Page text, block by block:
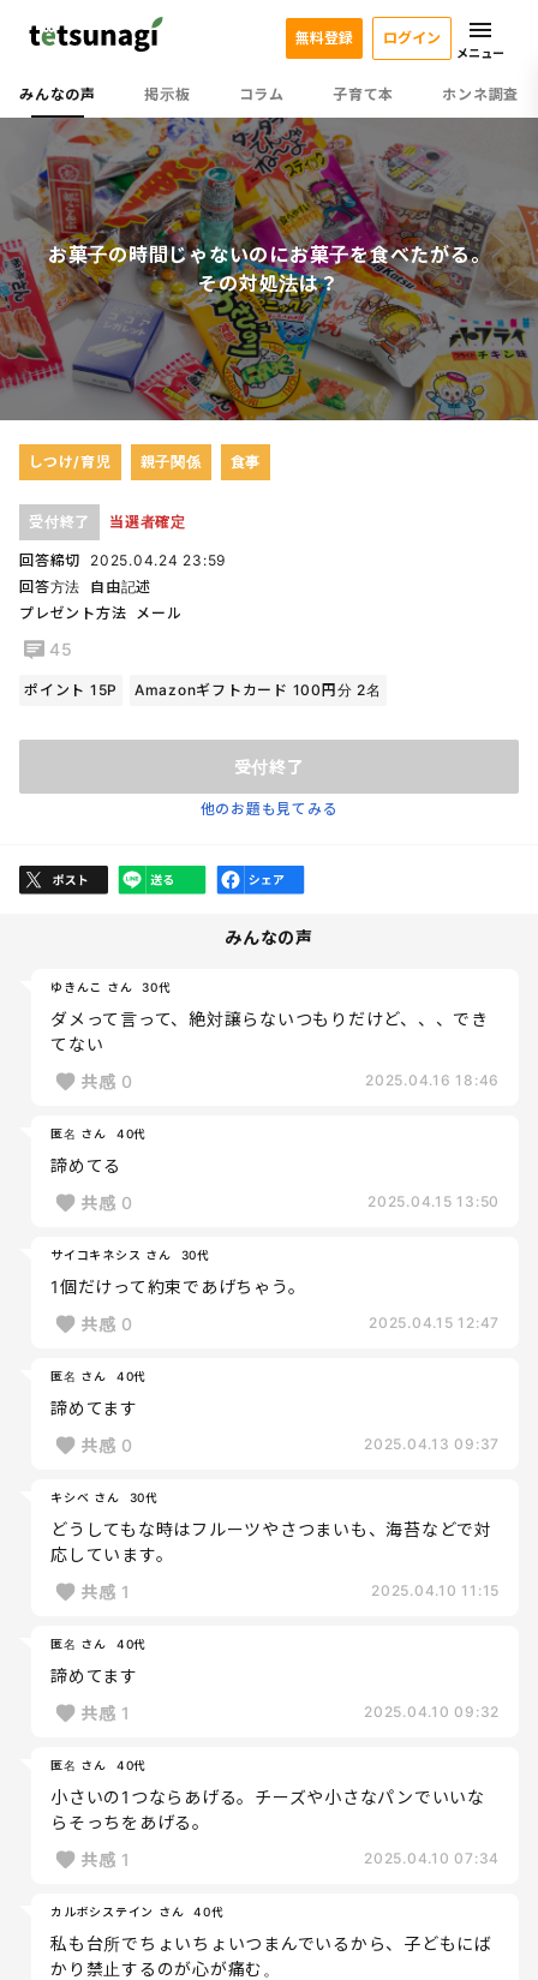
みんなの声 掲示板 コラム 子育て本 ホンネ調査
無料登録 ログイン
メニュー
お菓子の時間じゃないのにお菓子を食べたがる。
その対処法は？
しつけ/育児 親子関係 食事
受付終了 当選者確定
回答締切
2025.04.24 23:59
回答方法
自由記述
プレゼント方法
メール
45
ポイント 15P Amazonギフトカード 100円分 2名
受付終了
他のお題も見てみる
みんなの声
ゆきんこ さん 30代
ダメって言って、絶対譲らないつもりだけど、、、でき
てない
共感 0 2025.04.16 18:46
匿名 さん 40代
諦めてる
共感 0 2025.04.15 13:50
サイコキネシス さん 30代
1個だけって約束であげちゃう。
共感 0 2025.04.15 12:47
匿名 さん 40代
諦めてます
共感 0 2025.04.13 09:37
キシベ さん 30代
どうしてもな時はフルーツやさつまいも、海苔などで対
応しています。
共感 1 2025.04.10 11:15
匿名 さん 40代
諦めてます
共感 1 2025.04.10 09:32
匿名 さん 40代
小さいの1つならあげる。チーズや小さなパンでいいな
らそっちをあげる。
共感 1 2025.04.10 07:34
カルボシステイン さん 40代
私も台所でちょいちょいつまんでいるから、子どもにば
かり禁止するのが心が痛む。